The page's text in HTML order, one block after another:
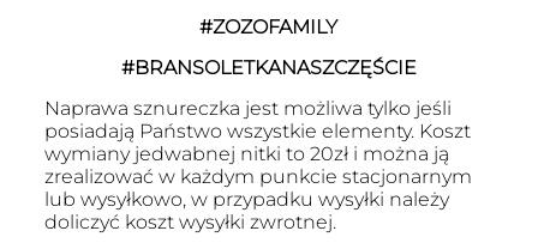
#ZOZOFAMILY
#BRANSOLETKANASZCZĘŚCIE
Naprawa sznureczka jest możliwa tylko jeśli
posiadają Państwo wszystkie elementy. Koszt
wymiany jedwabnej nitki to 20zł i można ją
zrealizować w każdym punkcie stacjonarnym
lub wysyłkowo, w przypadku wysyłki należy
doliczyć koszt wysyłki zwrotnej.